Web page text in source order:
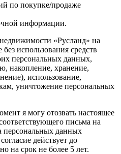
по покупке/продаже
информации.
«Русланд» на
использования средств
персональных данных,
накопление, хранение,
использование,
уничтожение персональных
я могу отозвать настоящее
письма на
персональных данных
действует до
на срок не более 5 лет.